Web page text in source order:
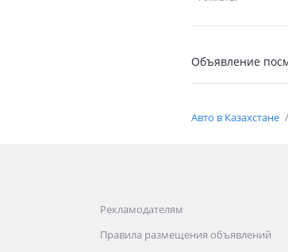
Объявление
Авто в Казахстане
Рекламодателям
Правила размещения объявлений